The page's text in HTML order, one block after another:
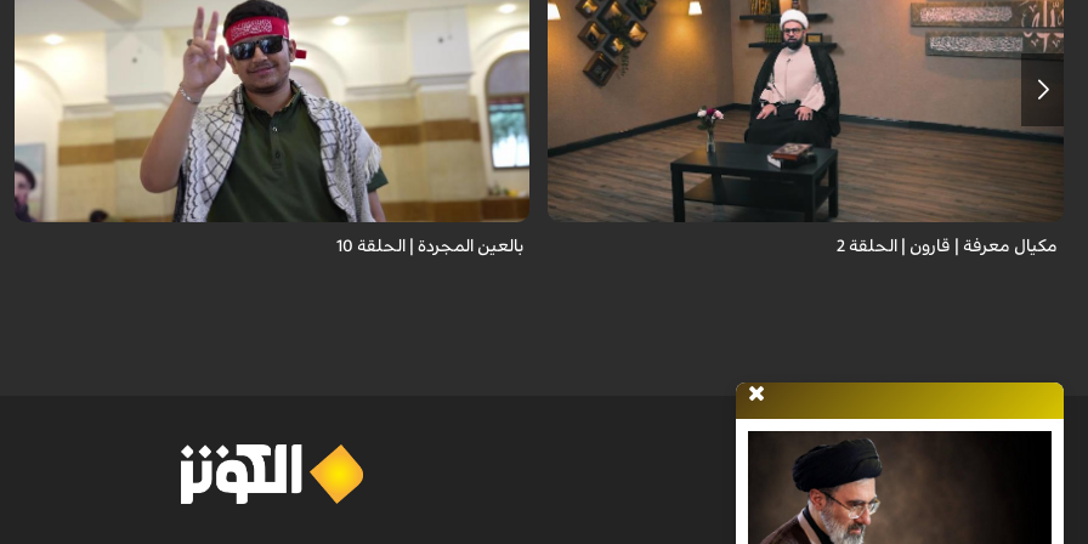
مكيال معرفة | قارون | الحلقة 2
برنامج "بالعين المجردة" هو توثيق إنسانيٌّ شجاعٌ للحياة تحت وطأة الحرب، حيث
نستمع فيه إلى شهاداتٍ حيّةٍ لأشخاص عايشوا التفجيرات والدمار، فنرى بعيونهم
ت...
بالعين المجردة | الحلقة 10